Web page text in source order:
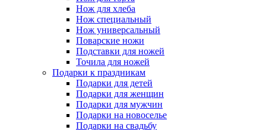
Нож для хлеба
Нож специальный
Нож универсальный
Поварские ножи
Подставки для ножей
Точила для ножей
Подарки к праздникам
Подарки для детей
Подарки для женщин
Подарки для мужчин
Подарки на новоселье
Подарки на свадьбу